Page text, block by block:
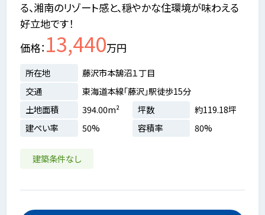
る、湘南のリゾート感と、穏やかな住環境が味わえる
好立地です！
価格 13,440万円
所在地
藤沢市本鵠沼１丁目
交通
東海道本線「藤沢」駅徒歩15分
土地面積
394.00m² 坪数
約119.18坪
建ぺい率
50% 容積率 80%
建築条件なし